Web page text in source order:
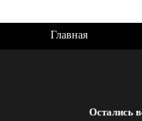
Главная
Остались